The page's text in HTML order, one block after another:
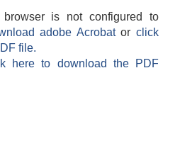
is not configured to
adobe Acrobatorclick
file.
here to download the PDF